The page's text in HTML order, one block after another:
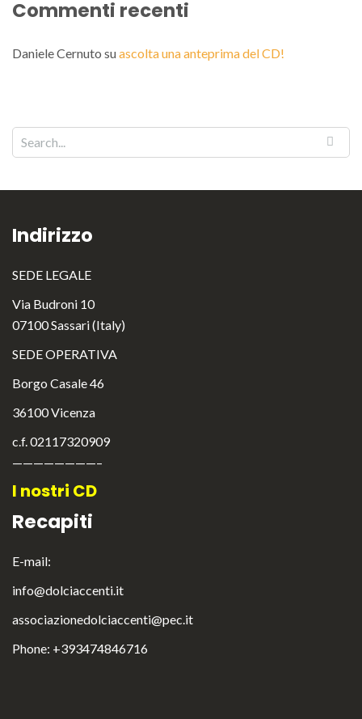
Commenti recenti
Daniele Cernuto suascolta una anteprima del CD!
Indirizzo
SEDE LEGALE
Via Budroni 10
07100 Sassari (Italy)
SEDE OPERATIVA
Borgo Casale 46
36100 Vicenza
c.f. 02117320909
————————–
I nostri CD
Recapiti
E-mail:
info@dolciaccenti.it
associazionedolciaccenti@pec.it
Phone: +393474846716
English